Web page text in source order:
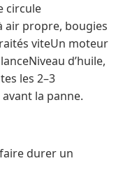
circule
air propre, bougies
viteUn moteur
d’huile,
les 2–3
la panne.
durer un